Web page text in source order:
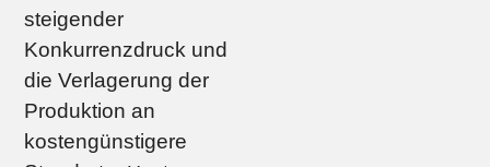
steigender
Konkurrenzdruck und
die Verlagerung der
Produktion an
kostengünstigere